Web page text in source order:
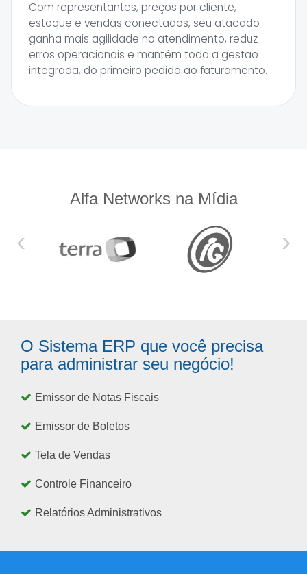
Com representantes, preços por cliente,
estoque e vendas conectados, seu atacado
ganha mais agilidade no atendimento, reduz
erros operacionais e mantém toda a gestão
integrada, do primeiro pedido ao faturamento.
Alfa Networks na Mídia
‹ ›
O Sistema ERP que você precisa
para administrar seu negócio!
Emissor de Notas Fiscais
Emissor de Boletos
Tela de Vendas
Controle Financeiro
Relatórios Administrativos